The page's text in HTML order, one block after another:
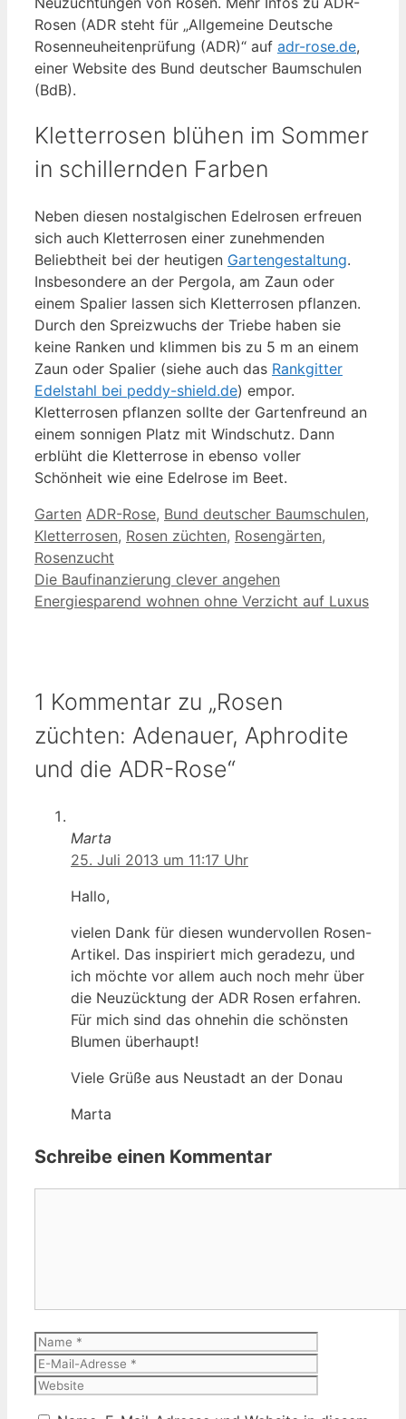
Rosen (ADR steht für „Allgemeine Deutsche
Rosenneuheitenprüfung (ADR)“ auf adr-rose.de,
einer Website des Bund deutscher Baumschulen
(BdB).
Kletterrosen blühen im Sommer
in schillernden Farben
Neben diesen nostalgischen Edelrosen erfreuen
sich auch Kletterrosen einer zunehmenden
Beliebtheit bei der heutigen Gartengestaltung.
Insbesondere an der Pergola, am Zaun oder
einem Spalier lassen sich Kletterrosen pflanzen.
Durch den Spreizwuchs der Triebe haben sie
keine Ranken und klimmen bis zu 5 m an einem
Zaun oder Spalier (siehe auch das Rankgitter
Edelstahl bei peddy-shield.de) empor.
Kletterrosen pflanzen sollte der Gartenfreund an
einem sonnigen Platz mit Windschutz. Dann
erblüht die Kletterrose in ebenso voller
Schönheit wie eine Edelrose im Beet.
Kategorien
Garten Schlagwörter
ADR-Rose, Bund deutscher Baumschulen,
Kletterrosen, Rosen züchten, Rosengärten,
Rosenzucht
Die Baufinanzierung clever angehen
Energiesparend wohnen ohne Verzicht auf Luxus
1 Kommentar zu „Rosen
züchten: Adenauer, Aphrodite
und die ADR-Rose“
Marta
25. Juli 2013 um 11:17 Uhr
Hallo,
vielen Dank für diesen wundervollen Rosen-
Artikel. Das inspiriert mich geradezu, und
ich möchte vor allem auch noch mehr über
die Neuzücktung der ADR Rosen erfahren.
Für mich sind das ohnehin die schönsten
Blumen überhaupt!
Viele Grüße aus Neustadt an der Donau
Marta
Schreibe einen Kommentar
Name